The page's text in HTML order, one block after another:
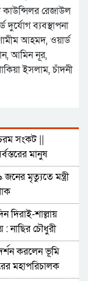
কাউন্সিলর রেজাউল
ব্যবস্থাপনা
আহমদ, ওয়ার্ড
আমিন নূর,
ইসলাম, চাঁদনী
সংকট ||
মানুষ
মৃত্যুতে মন্ত্রী
শাল্লায়
নাছির চৌধুরী
করলেন ভূমি
মহাপরিচালক